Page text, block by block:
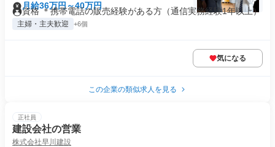
月給36万円～40万円
資格 ＊携帯電話の販売経験がある方（通信実務経験1年以上）
主婦・主夫歓迎 +6個
気になる
この企業の類似求人を見る
正社員
建設会社の営業
株式会社早川建設